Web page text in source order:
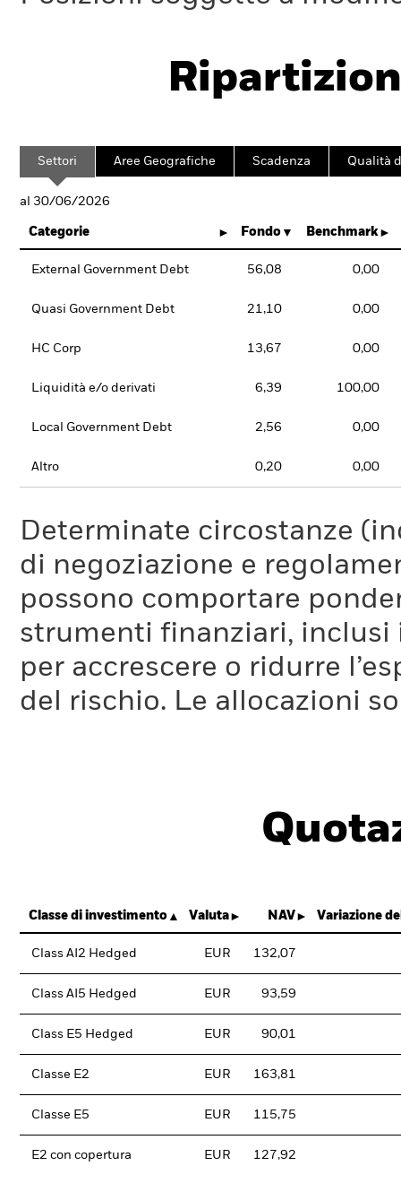
Settori Aree Geografiche Scadenza Qualità
al 30/06/2026
Categorie Fondo Benchmark
External Government Debt 56,08 0,00
Quasi Government Debt 21,10 0,00
HC Corp 13,67 0,00
Liquidità e/o derivati 6,39 100,00
Local Government Debt 2,56 0,00
Altro 0,20 0,00
Determinate circostanze
di negoziazione e
possono comportare
strumenti finanziari, inclusi
per accrescere o ridurre
del rischio. Le allocazioni
Classe di investimento Valuta NAV Variazione
Class AI2 Hedged EUR 132,07
Class AI5 Hedged EUR 93,59
Class E5 Hedged EUR 90,01
Classe E2 EUR 163,81
Classe E5 EUR 115,75
E2 con copertura EUR 127,92